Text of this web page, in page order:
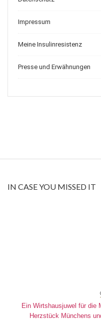
Impressum
Meine Insulinresistenz
Presse und Erwähnungen
IN CASE YOU MISSED IT
Ein Wirtshausjuwel für die
Herzstück Münchens